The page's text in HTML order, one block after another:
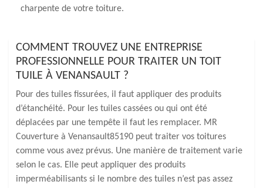
charpente de votre toiture.
COMMENT TROUVEZ UNE ENTREPRISE
PROFESSIONNELLE POUR TRAITER UN TOIT
TUILE À VENANSAULT ?
Pour des tuiles fissurées, il faut appliquer des produits
d’étanchéité. Pour les tuiles cassées ou qui ont été
déplacées par une tempête il faut les remplacer. MR
Couverture à Venansault85190 peut traiter vos toitures
comme vous avez prévus. Une manière de traitement varie
selon le cas. Elle peut appliquer des produits
imperméabilisants si le nombre des tuiles n’est pas assez